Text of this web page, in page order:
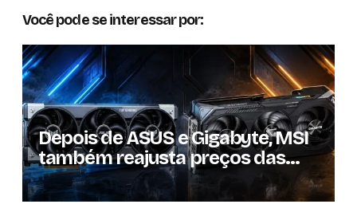
Você pode se interessar por:
Depois de ASUS e Gigabyte, MSI
também reajusta preços das
GPUs em mais de 20%